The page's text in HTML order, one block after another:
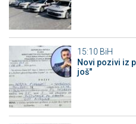
15:10 BiH
Novi pozivi iz
još"